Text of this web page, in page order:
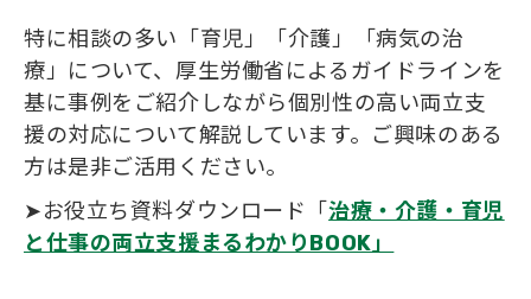
特に相談の多い「育児」「介護」「病気の治
療」について、厚生労働省によるガイドラインを
基に事例をご紹介しながら個別性の高い両立支
援の対応について解説しています。ご興味のある
方は是非ご活用ください。
➤お役立ち資料ダウンロード「治療・介護・育児
と仕事の両立支援まるわかりBOOK」